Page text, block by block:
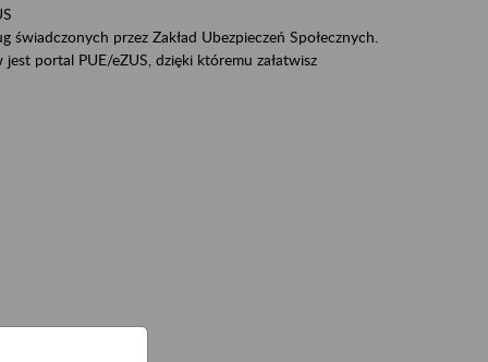
przez Zakład Ubezpieczeń Społecznych.
portal PUE/eZUS, dzięki któremu załatwisz